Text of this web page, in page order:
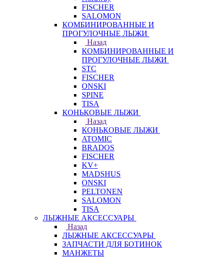
FISCHER
SALOMON
КОМБИНИРОВАННЫЕ И
ПРОГУЛОЧНЫЕ ЛЫЖИ
Назад
КОМБИНИРОВАННЫЕ И
ПРОГУЛОЧНЫЕ ЛЫЖИ
STC
FISCHER
ONSKI
SPINE
TISA
КОНЬКОВЫЕ ЛЫЖИ
Назад
КОНЬКОВЫЕ ЛЫЖИ
ATOMIC
BRADOS
FISCHER
KV+
MADSHUS
ONSKI
PELTONEN
SALOMON
TISA
ЛЫЖНЫЕ АКСЕССУАРЫ
Назад
ЛЫЖНЫЕ АКСЕССУАРЫ
ЗАПЧАСТИ ДЛЯ БОТИНОК
МАНЖЕТЫ